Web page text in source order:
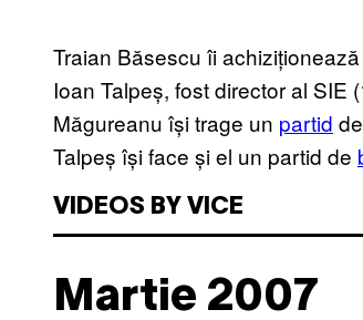
Traian Băsescu îi
Ioan Talpeș, fost director al SIE
Măgureanu își trage un partid
Talpeș își face și el un partid de
VIDEOS BY VICE
Martie 2007